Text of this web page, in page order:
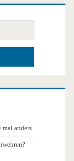
anders